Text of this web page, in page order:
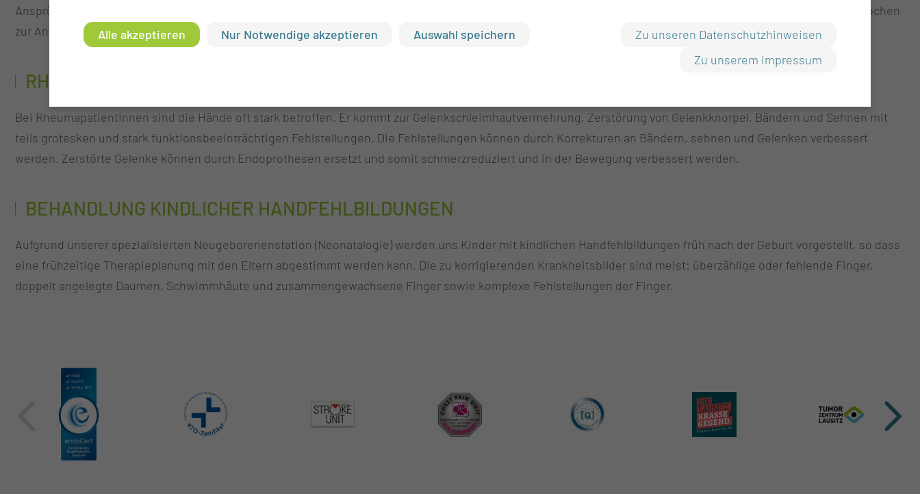
Ansprüche an den Handchirurgen. Hier kommen Bandersatzplastiken, bewegungserhaltende Teilversteifungen und Entfernungen von einzelnen Handwurzelknochen
zur Anwendung.
RHEUMAHANDCHIRURGIE
Bei RheumapatientInnen sind die Hände oft stark betroffen. Er kommt zur Gelenkschleimhautvermehrung, Zerstörung von Gelenkknorpel, Bändern und Sehnen mit
teils grotesken und stark funktionsbeeinträchtigen Fehlstellungen. Die Fehlstellungen können durch Korrekturen an Bändern, sehnen und Gelenken verbessert
werden. Zerstörte Gelenke können durch Endoprothesen ersetzt und somit schmerzreduziert und in der Bewegung verbessert werden.
BEHANDLUNG KINDLICHER HANDFEHLBILDUNGEN
Aufgrund unserer spezialisierten Neugeborenenstation (Neonatalogie) werden uns Kinder mit kindlichen Handfehlbildungen früh nach der Geburt vorgestellt, so dass
eine frühzeitige Therapieplanung mit den Eltern abgestimmt werden kann. Die zu korrigierenden Krankheitsbilder sind meist: überzählige oder fehlende Finger,
doppelt angelegte Daumen, Schwimmhäute und zusammengewachsene Finger sowie komplexe Fehlstellungen der Finger.
Alle akzeptieren Nur Notwendige akzeptieren Auswahl speichern
Zu unseren Datenschutzhinweisen
Zu unserem Impressum